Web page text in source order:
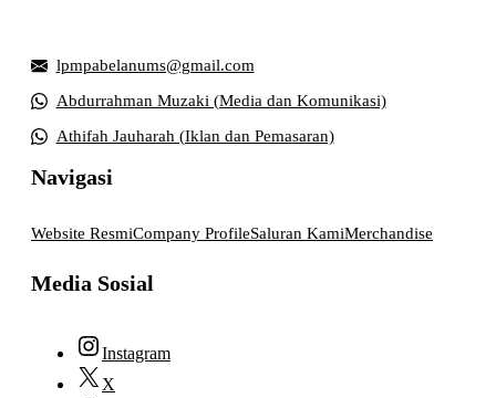
lpmpabelanums@gmail.com
Abdurrahman Muzaki (Media dan Komunikasi)
Athifah Jauharah (Iklan dan Pemasaran)
Navigasi
Website ResmiCompany ProfileSaluran KamiMerchandise
Media Sosial
Instagram
X